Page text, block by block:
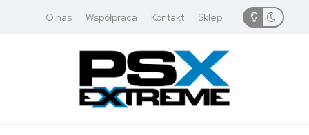
O nas Współpraca Kontakt Sklep